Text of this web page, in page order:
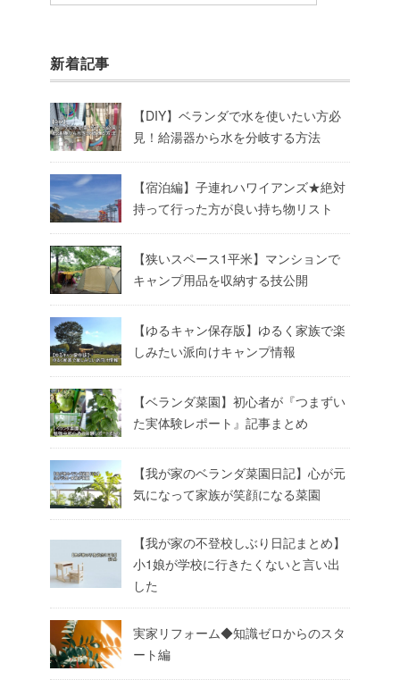
新着記事
【DIY】ベランダで水を使いたい方必
見！給湯器から水を分岐する方法
【宿泊編】子連れハワイアンズ★絶対
持って行った方が良い持ち物リスト
【狭いスペース1平米】マンションで
キャンプ用品を収納する技公開
【ゆるキャン保存版】ゆるく家族で楽
しみたい派向けキャンプ情報
【ベランダ菜園】初心者が『つまずい
た実体験レポート』記事まとめ
【我が家のベランダ菜園日記】心が元
気になって家族が笑顔になる菜園
【我が家の不登校しぶり日記まとめ】
小1娘が学校に行きたくないと言い出
した
実家リフォーム◆知識ゼロからのスタ
ート編